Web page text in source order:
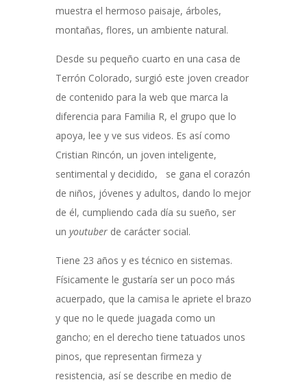
muestra el hermoso paisaje, árboles,
montañas, flores, un ambiente natural.
Desde su pequeño cuarto en una casa de
Terrón Colorado, surgió este joven creador
de contenido para la web que marca la
diferencia para Familia R, el grupo que lo
apoya, lee y ve sus videos. Es así como
Cristian Rincón, un joven inteligente,
sentimental y decidido, se gana el corazón
de niños, jóvenes y adultos, dando lo mejor
de él, cumpliendo cada día su sueño, ser
un youtuberde carácter social.
Tiene 23 años y es técnico en sistemas.
Físicamente le gustaría ser un poco más
acuerpado, que la camisa le apriete el brazo
y que no le quede juagada como un
gancho; en el derecho tiene tatuados unos
pinos, que representan firmeza y
resistencia, así se describe en medio de